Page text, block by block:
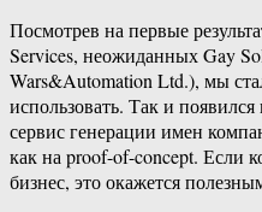
Посмотрев на первые
Services, неожиданных Gay
Wars&Automation Ltd.), мы
использовать. Так и
сервис генерации имен
как на proof-of-concept. Если
бизнес, это окажется